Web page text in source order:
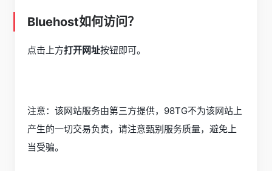
Bluehost如何访问？
点击上方打开网址按钮即可。
注意：该网站服务由第三方提供，98TG不为该网站上
产生的一切交易负责，请注意甄别服务质量，避免上
当受骗。